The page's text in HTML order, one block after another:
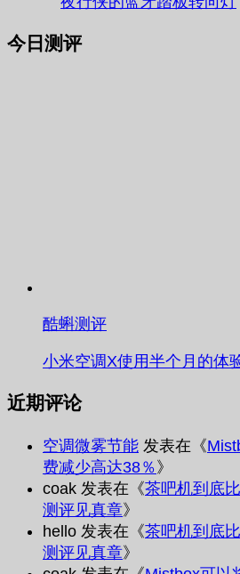
今日测评
酷蝌测评
小米空调X使用半个月的体
近期评论
空调微雾节能 发表在《
费减少高达38％》
coak 发表在《茶吧机到底
测评见真章》
hello 发表在《茶吧机到底
测评见真章》